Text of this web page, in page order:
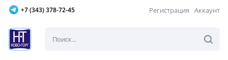
+7 (343) 378-72-45 Регистрация Аккаунт